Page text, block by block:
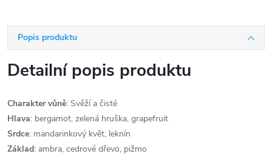
Popis produktu
Detailní popis produktu
Charakter vůně: Svěží a čisté
Hlava: bergamot, zelená hruška, grapefruit
Srdce: mandarinkový květ, leknín
Základ: ambra, cedrové dřevo, pižmo